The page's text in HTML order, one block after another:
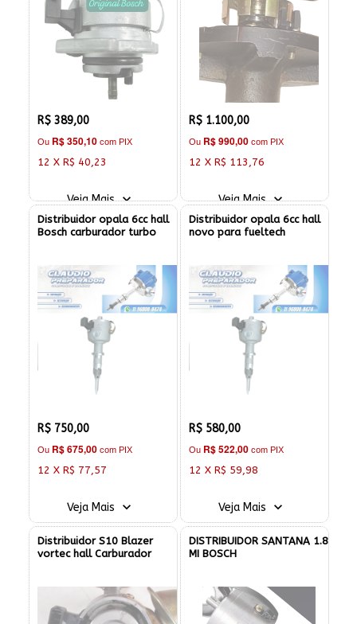
R$ 389,00
Ou R$ 350,10com PIX
12 X R$ 40,23
Veja Mais
R$ 1.100,00
Ou R$ 990,00com PIX
12 X R$ 113,76
Veja Mais
Distribuidor opala 6cc hall
Bosch carburador turbo
R$ 750,00
Ou R$ 675,00com PIX
12 X R$ 77,57
Veja Mais
Distribuidor opala 6cc hall
novo para fueltech
R$ 580,00
Ou R$ 522,00com PIX
12 X R$ 59,98
Veja Mais
Distribuidor S10 Blazer
vortec hall Carburador
DISTRIBUIDOR SANTANA 1.8
MI BOSCH